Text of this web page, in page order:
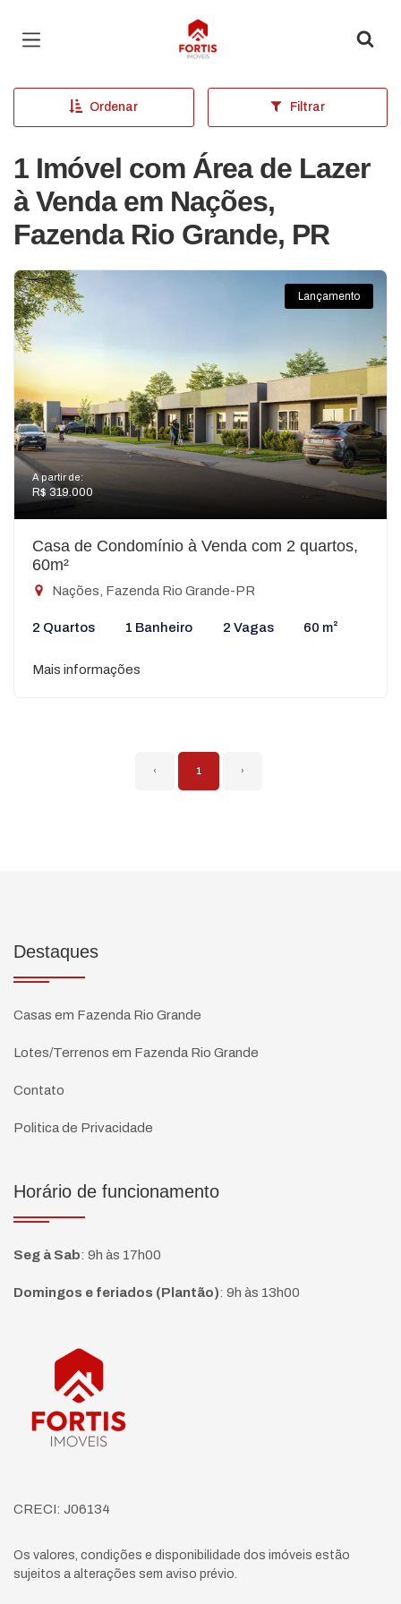
Página inicial
Ordenar Filtrar
1 Imóvel com Área de Lazer
à Venda em Nações,
Fazenda Rio Grande, PR
Lançamento
A partir de:
R$ 319.000
Casa de Condomínio à Venda com 2 quartos,
60m²
Nações, Fazenda Rio Grande-PR
2 Quartos 1 Banheiro 2 Vagas 60 m²
Mais informações
‹ 1 ›
Destaques
Casas em Fazenda Rio Grande
Lotes/Terrenos em Fazenda Rio Grande
Contato
Politica de Privacidade
Horário de funcionamento
Seg à Sab: 9h às 17h00
Domingos e feriados (Plantão): 9h às 13h00
Página inicial
CRECI: J06134
Os valores, condições e disponibilidade dos imóveis estão
sujeitos a alterações sem aviso prévio.